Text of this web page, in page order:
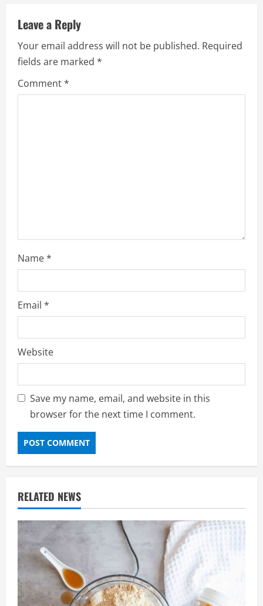
e
R
e
Leave a Reply
Your email address will not be published. Required
fields are marked *
Comment*
Name*
Email *
Website
Save my name, email, and website in this
browser for the next time I comment.
RELATED NEWS